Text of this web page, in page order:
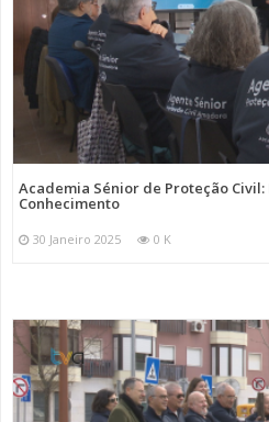
Academia Sénior de Proteção
Conhecimento
30 Janeiro 2025 0 K